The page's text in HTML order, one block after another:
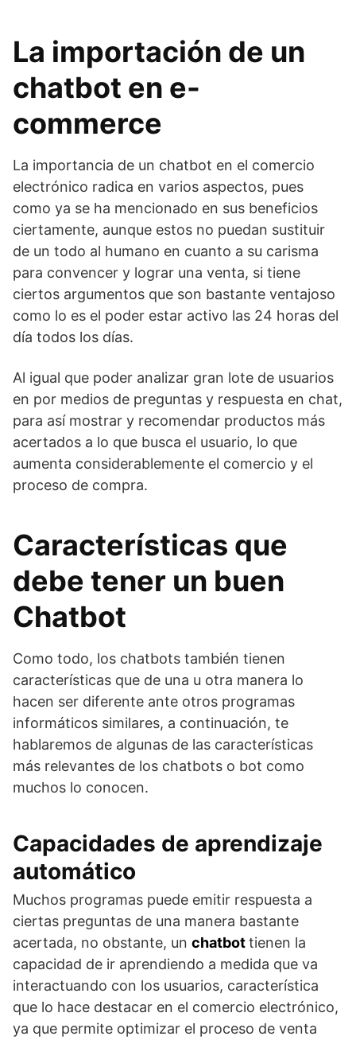
La importación de un
chatbot en e-
commerce
La importancia de un chatbot en el comercio
electrónico radica en varios aspectos, pues
como ya se ha mencionado en sus beneficios
ciertamente, aunque estos no puedan sustituir
de un todo al humano en cuanto a su carisma
para convencer y lograr una venta, si tiene
ciertos argumentos que son bastante ventajoso
como lo es el poder estar activo las 24 horas del
día todos los días.
Al igual que poder analizar gran lote de usuarios
en por medios de preguntas y respuesta en chat,
para así mostrar y recomendar productos más
acertados a lo que busca el usuario, lo que
aumenta considerablemente el comercio y el
proceso de compra.
Características que
debe tener un buen
Chatbot
Como todo, los chatbots también tienen
características que de una u otra manera lo
hacen ser diferente ante otros programas
informáticos similares, a continuación, te
hablaremos de algunas de las características
más relevantes de los chatbots o bot como
muchos lo conocen.
Capacidades de aprendizaje
automático
Muchos programas puede emitir respuesta a
ciertas preguntas de una manera bastante
acertada, no obstante, un chatbottienen la
capacidad de ir aprendiendo a medida que va
interactuando con los usuarios, característica
que lo hace destacar en el comercio electrónico,
ya que permite optimizar el proceso de venta